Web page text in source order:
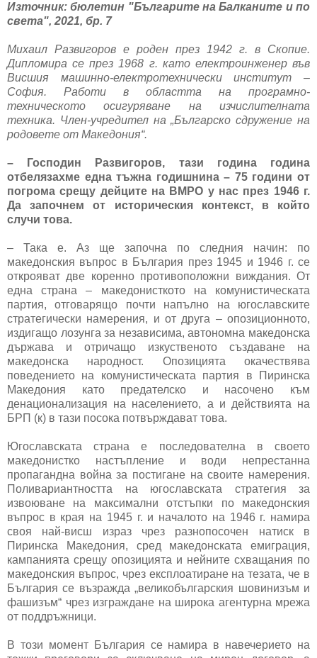
Източник: бюлетин "Българите на Балканите и по
света", 2021, бр. 7
Михаил Развигоров е роден през 1942 г. в Скопие.
Дипломира се през 1968 г. като електроинженер във
Висшия машинно-електротехнически институт –
София. Работи в областта на програмно-
техническото осигуряване на изчислителната
техника. Член-учредител на „Българско сдружение на
родовете от Македония“.
– Господин Развигоров, тази година година
отбелязахме една тъжна годишнина – 75 години от
погрома срещу дейците на ВМРО у нас през 1946 г.
Да започнем от историческия контекст, в който
случи това.
– Така е. Аз ще започна по следния начин: по
македонския въпрос в България през 1945 и 1946 г. се
открояват две коренно противоположни виждания. От
една страна – македонисткото на комунистическата
партия, отговарящо почти напълно на югославските
стратегически намерения, и от друга – опозиционното,
издигащо лозунга за независима, автономна македонска
държава и отричащо изкуственото създаване на
македонска народност. Опозицията окачествява
поведението на комунистическата партия в Пиринска
Македония като предателско и насочено към
денационализация на населението, а и действията на
БРП (к) в тази посока потвърждават това.
Югославската страна е последователна в своето
македонистко настъпление и води непрестанна
пропагандна война за постигане на своите намерения.
Поливариантността на югославската стратегия за
извоюване на максимални отстъпки по македонския
въпрос в края на 1945 г. и началото на 1946 г. намира
своя най-висш израз чрез разнопосочен натиск в
Пиринска Македония, сред македонската емиграция,
кампанията срещу опозицията и нейните схващания по
македонския въпрос, чрез експлоатиране на тезата, че в
България се възражда „великобългарския шовинизъм и
фашизъм“ чрез изграждане на широка агентурна мрежа
от поддръжници.
В този момент България се намира в навечерието на